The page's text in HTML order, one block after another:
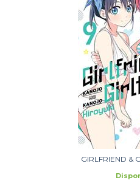
GIRLFRIEND &